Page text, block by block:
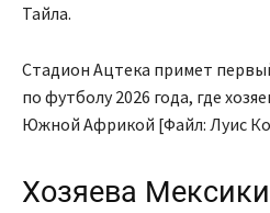
Тайла.
Стадион Ацтека примет
по футболу 2026 года, где
Южной Африкой [Файл: Луис
Хозяева